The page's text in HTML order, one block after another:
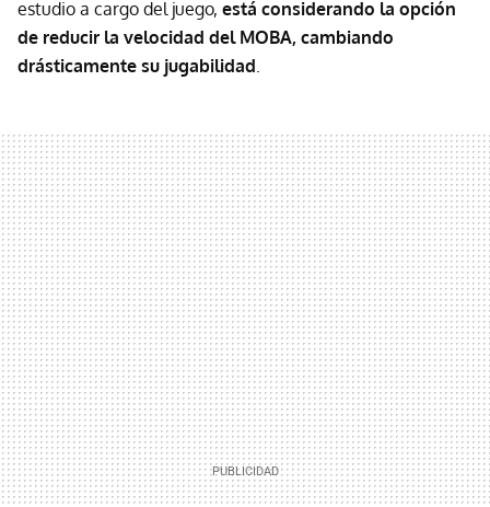
estudio a cargo del juego, está considerando la opción
de reducir la velocidad del MOBA, cambiando
drásticamente su jugabilidad